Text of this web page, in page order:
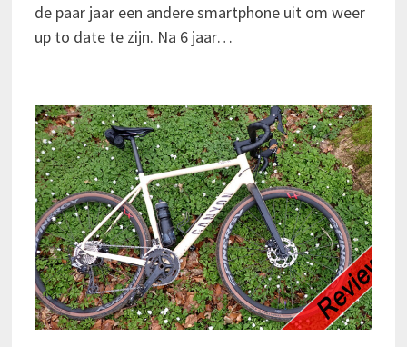
de paar jaar een andere smartphone uit om weer
up to date te zijn. Na 6 jaar…